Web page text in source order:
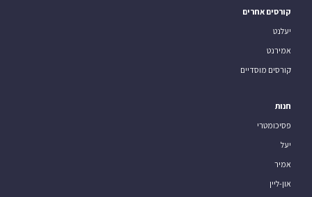
קורסים אחרים
יעלנט
אמירנט
קורסים מוסדיים
חנות
פסיכומטרי
יעל
אמיר
און-ליין